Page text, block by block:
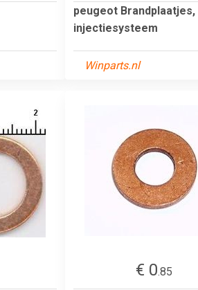
peugeot Brandplaatjes,
injectiesysteem
Winparts.nl
€ 0.85